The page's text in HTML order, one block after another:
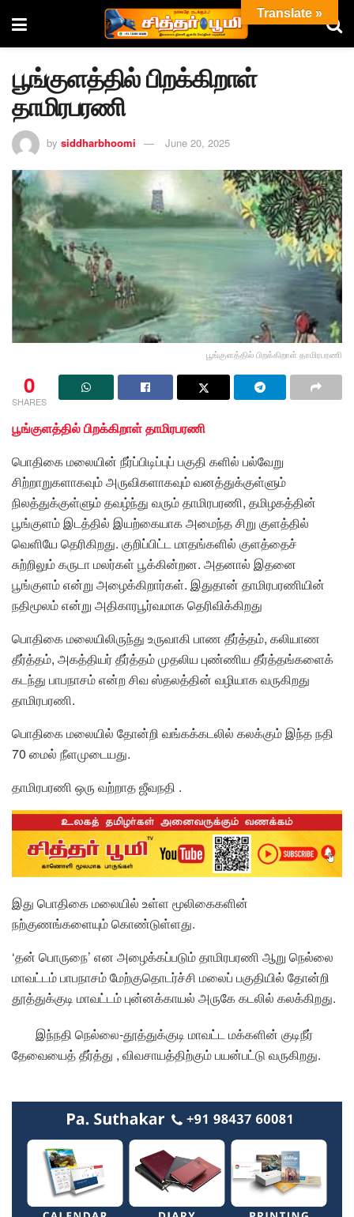
பூங்குளத்தில் பிறக்கிறாள்
தாமிரபரணி
by siddharbhoomi June 20, 2025
பூங்குளத்தில் பிறக்கிறாள் தாமிரபரணி
0
SHARES
பூங்குளத்தில் பிறக்கிறாள் தாமிரபரணி
பொதிகை மலையின் நீர்ப்பிடிப்புப் பகுதி களில் பல்வேறு
சிற்றாறுகளாகவும் அருவிகளாகவும் வனத்துக்குள்ளும்
நிலத்துக்குள்ளும் தவழ்ந்து வரும் தாமிரபரணி, தமிழகத்தின்
பூங்குளம் இடத்தில் இயற்கையாக அமைந்த சிறு குளத்தில்
வெளியே தெரிகிறது. குறிப்பிட்ட மாதங்களில் குளத்தைச்
சுற்றிலும் கருடா மலர்கள் பூக்கின்றன. அதனால் இதனை
பூங்குளம் என்று அழைக்கிறார்கள். இதுதான் தாமிரபரணியின்
நதிமூலம் என்று அதிகாரபூர்வமாக தெரிவிக்கிறது
பொதிகை மலையிலிருந்து உருவாகி பாண தீர்த்தம், கலியாண
தீர்த்தம், அகத்தியர் தீர்த்தம் முதலிய புண்ணிய தீர்த்தங்களைக்
கடந்து பாபநாசம் என்ற சிவ ஸ்தலத்தின் வழியாக வருகிறது
தாமிரபரணி.
பொதிகை மலையில் தோன்றி வங்கக்கடலில் கலக்கும் இந்த நதி
70 மைல் நீளமுடையது.
தாமிரபரணி ஒரு வற்றாத ஜீவநதி .
இது பொதிகை மலையில் உள்ள மூலிகைகளின்
நற்குணங்களையும் கொண்டுள்ளது.
‘தன் பொருநை’ என அழைக்கப்படும் தாமிரபரணி ஆறு நெல்லை
மாவட்டம் பாபநாசம் மேற்குதொடர்ச்சி மலைப் பகுதியில் தோன்றி
தூத்துக்குடி மாவட்டம் புன்னக்காயல் அருகே கடலில் கலக்கிறது.
இந்நதி நெல்லை-தூத்துக்குடி மாவட்ட மக்களின் குடிநீர்
தேவையைத் தீர்த்து , விவசாயத்திற்கும் பயன்பட்டு வருகிறது.
Translate »